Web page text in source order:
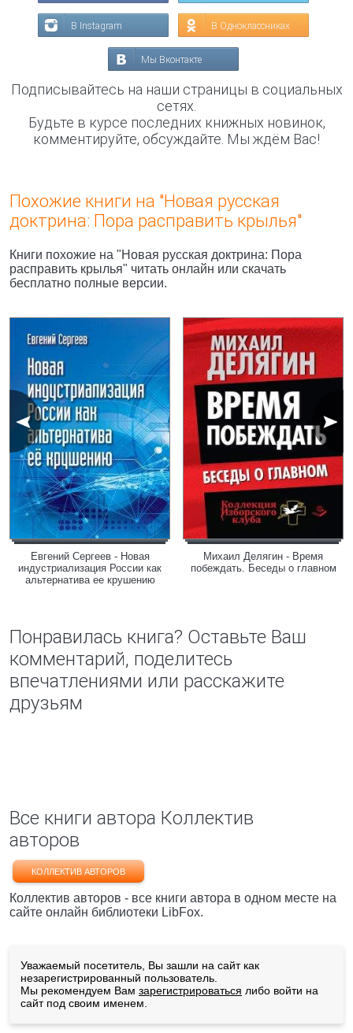
В Instagram В Одноклассниках
Мы Вконтакте
Подписывайтесь на наши страницы в социальных
сетях.
Будьте в курсе последних книжных новинок,
комментируйте, обсуждайте. Мы ждём Вас!
Похожие книги на "Новая русская
доктрина: Пора расправить крылья"
Книги похожие на "Новая русская доктрина: Пора
расправить крылья" читать онлайн или скачать
бесплатно полные версии.
Евгений Сергеев - Новая
индустриализация России как
альтернатива ее крушению
Михаил Делягин - Время
побеждать. Беседы о главном
Понравилась книга? Оставьте Ваш
комментарий, поделитесь
впечатлениями или расскажите
друзьям
Все книги автора Коллектив
авторов
КОЛЛЕКТИВ АВТОРОВ
Коллектив авторов - все книги автора в одном месте на
сайте онлайн библиотеки LibFox.
Уважаемый посетитель, Вы зашли на сайт как
незарегистрированный пользователь.
Мы рекомендуем Вам зарегистрироваться либо войти на
сайт под своим именем.